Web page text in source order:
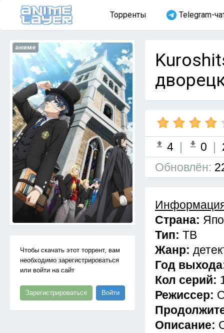
Торренты Telegram-
аниме
Чтобы скачать этот торрент, вам
необходимо зарегистрироваться
или войти на сайт
Зарегистрироваться Войти
4 | 0 |
Обновлён:
Страна:
Тип: ТВ
Жанр:
Год
Кол серий:
Режиссер:
Описание: